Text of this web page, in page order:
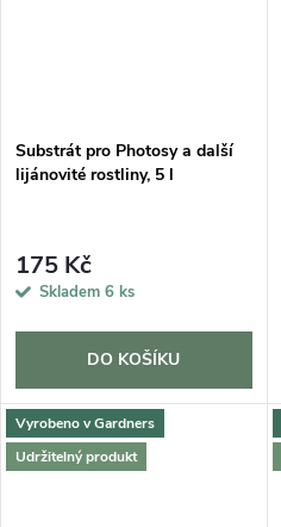
Substrát pro Photosy a další
lijánovité rostliny, 5 l
175 Kč
Skladem 6 ks
DO KOŠÍKU
Vyrobeno v Gardners
Udržitelný produkt